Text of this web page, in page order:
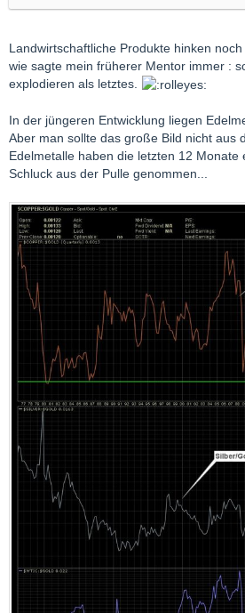
Landwirtschaftliche Produkte hinken
wie sagte mein früherer Mentor immer :
explodieren als letztes.
In der jüngeren Entwicklung liegen
Aber man sollte das große Bild nicht aus
Edelmetalle haben die letzten 12 Monate
Schluck aus der Pulle genommen...